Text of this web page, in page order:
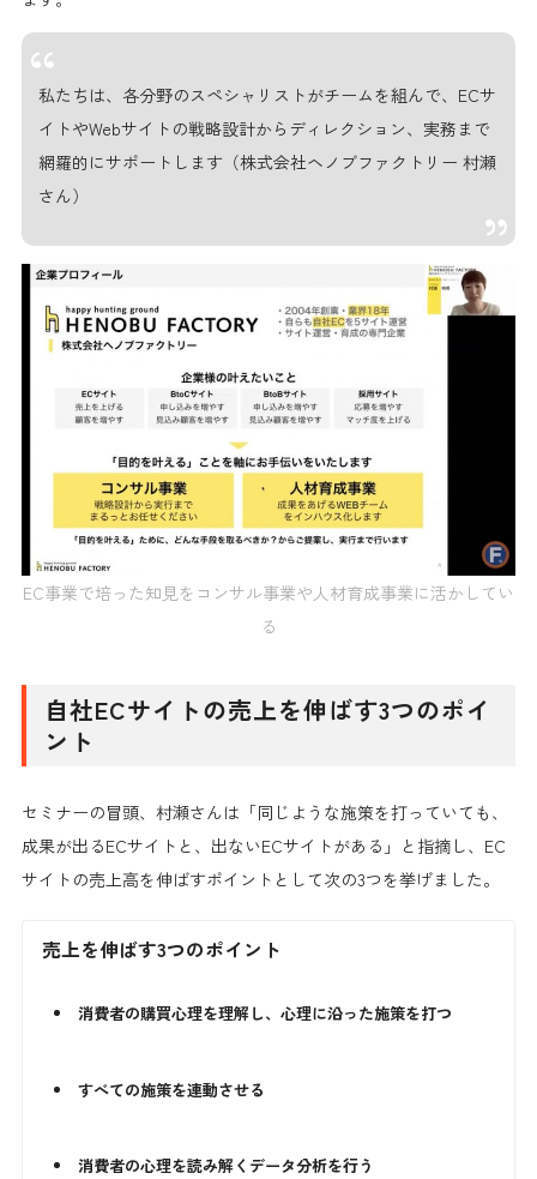
私たちは、各分野のスペシャリストがチームを組んで、ECサ
イトやWebサイトの戦略設計からディレクション、実務まで
網羅的にサポートします（株式会社ヘノブファクトリー 村瀬
さん）
EC事業で培った知見をコンサル事業や人材育成事業に活かしてい
る
自社ECサイトの売上を伸ばす3つのポイ
ント
セミナーの冒頭、村瀬さんは「同じような施策を打っていても、
成果が出るECサイトと、出ないECサイトがある」と指摘し、EC
サイトの売上高を伸ばすポイントとして次の3つを挙げました。
売上を伸ばす3つのポイント
消費者の購買心理を理解し、心理に沿った施策を打つ
すべての施策を連動させる
消費者の心理を読み解くデータ分析を行う